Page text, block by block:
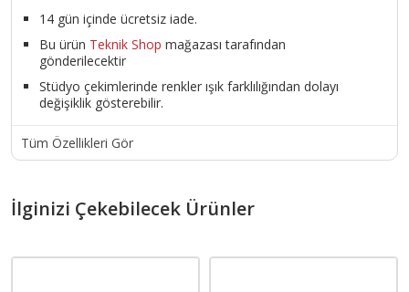
14 gün içinde ücretsiz iade.
Bu ürün Teknik Shop mağazası tarafından
gönderilecektir
Stüdyo çekimlerinde renkler ışık farklılığından dolayı
değişiklik gösterebilir.
Tüm Özellikleri Gör
İlginizi Çekebilecek Ürünler